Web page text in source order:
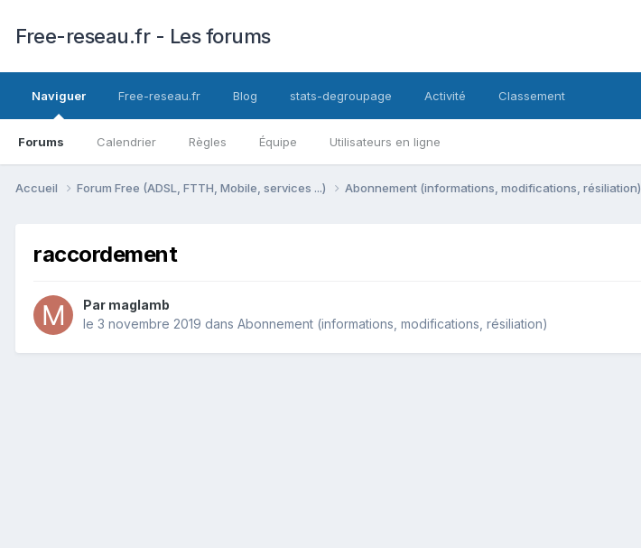
Free-reseau.fr - Les forums
Naviguer
Forums Calendrier Règles Équipe Utilisateurs en ligne
Free-reseau.fr Blog stats-degroupage Activité Classement
Accueil Forum Free (ADSL, FTTH, Mobile, services ...) Abonnement (informations, modifications, résiliation)
raccordement
Par maglamb
le 3 novembre 2019 dans Abonnement (informations, modifications, résiliation)